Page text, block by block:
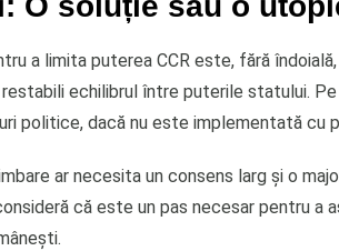
a limita puterea CCR este, fără îndoială,
echilibrul între puterile statului.
politice, dacă nu este implementată cu
ar necesita un consens larg și o
că este un pas necesar pentru a